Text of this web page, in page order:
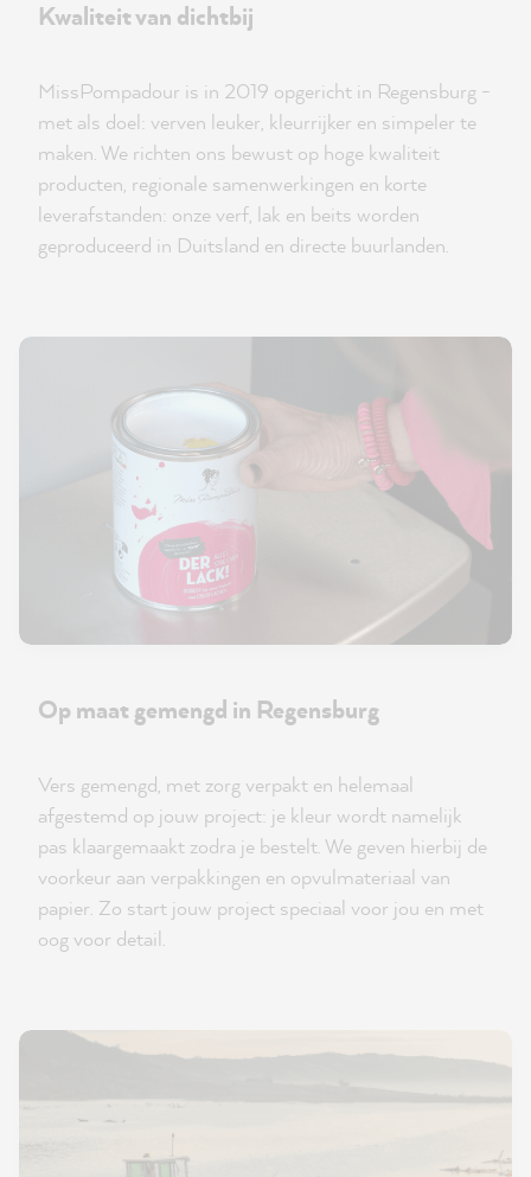
Kwaliteit van dichtbij
MissPompadour is in 2019 opgericht in Regensburg -
met als doel: verven leuker, kleurrijker en simpeler te
maken. We richten ons bewust op hoge kwaliteit
producten, regionale samenwerkingen en korte
leverafstanden: onze verf, lak en beits worden
geproduceerd in Duitsland en directe buurlanden.
Op maat gemengd in Regensburg
Vers gemengd, met zorg verpakt en helemaal
afgestemd op jouw project: je kleur wordt namelijk
pas klaargemaakt zodra je bestelt. We geven hierbij de
voorkeur aan verpakkingen en opvulmateriaal van
papier. Zo start jouw project speciaal voor jou en met
oog voor detail.